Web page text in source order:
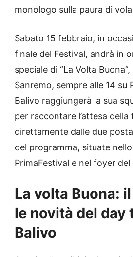
monologo sulla paura di
Sabato 15 febbraio, in
finale del Festival, andrà in
speciale di “La Volta
Sanremo, sempre alle 14 su
Balivo raggiungerà la sua
per raccontare l’attesa della
direttamente dalle due
del programma, situate
PrimaFestival e nel foyer
La volta Buona:
le novità del day
Balivo